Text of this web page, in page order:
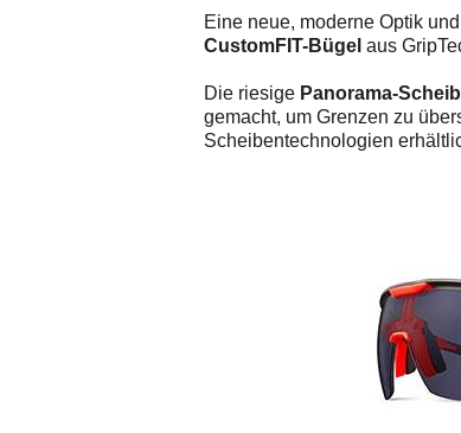
Eine neue, moderne Optik
CustomFIT-Bügel aus
Die riesige Panorama-
gemacht, um Grenzen zu
Scheibentechnologien